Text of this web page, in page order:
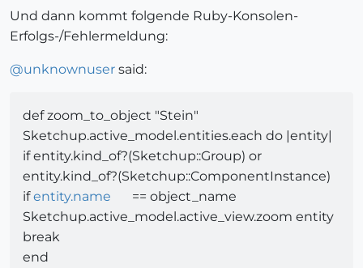
Und dann kommt folgende Ruby-Konsolen-
Erfolgs-/Fehlermeldung:
@unknownuser said:
def zoom_to_object "Stein"
Sketchup.active_model.entities.each do |entity|
if entity.kind_of?(Sketchup::Group) or
entity.kind_of?(Sketchup::ComponentInstance)
ifentity.name
== object_name
Sketchup.active_model.active_view.zoom entity
break
end